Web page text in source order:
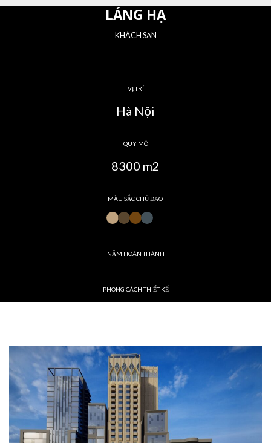
LÁNG HẠ
KHÁCH SẠN
VỊ TRÍ
Hà Nội
QUY MÔ
8300 m2
MÀU SẮC CHỦ ĐẠO
NĂM HOÀN THÀNH
PHONG CÁCH THIẾT KẾ